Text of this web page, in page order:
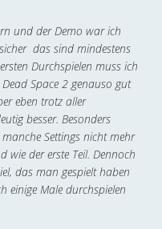
und der Demo war ich
 das sind mindestens
Durchspielen muss ich
Space 2 genauso gut
eben trotz aller
besser. Besonders
Settings nicht mehr
wie der erste Teil. Dennoch
das man gespielt haben
einige Male durchspielen